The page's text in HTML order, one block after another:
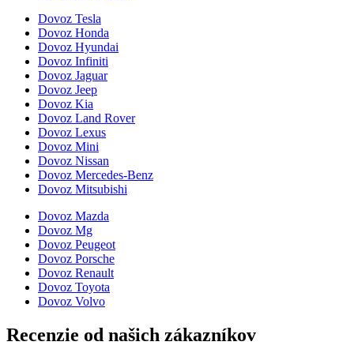
Dovoz Tesla
Dovoz Honda
Dovoz Hyundai
Dovoz Infiniti
Dovoz Jaguar
Dovoz Jeep
Dovoz Kia
Dovoz Land Rover
Dovoz Lexus
Dovoz Mini
Dovoz Nissan
Dovoz Mercedes-Benz
Dovoz Mitsubishi
Dovoz Mazda
Dovoz Mg
Dovoz Peugeot
Dovoz Porsche
Dovoz Renault
Dovoz Toyota
Dovoz Volvo
Recenzie od našich zákazníkov